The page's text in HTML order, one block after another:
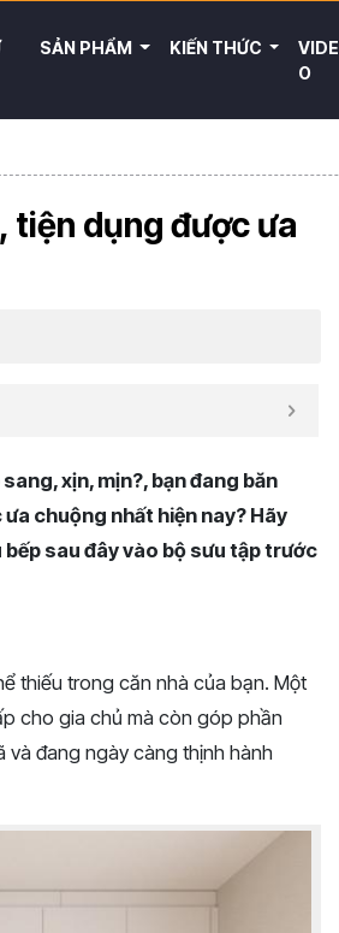
SẢN PHẨM KIẾN THỨC
VIDE
O
tiện dụng được ưa
xịn, mịn?, bạn đang băn
chuộng nhất hiện nay? Hãy
sau đây vào bộ sưu tập trước
thiếu trong căn nhà của bạn. Một
cho gia chủ mà còn góp phần
và đang ngày càng thịnh hành